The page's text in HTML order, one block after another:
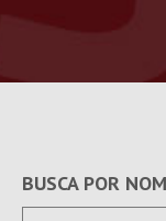
BUSCA POR